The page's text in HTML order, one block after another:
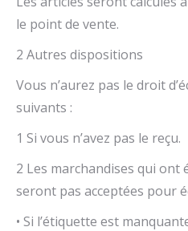
le point de vente.
2 Autres dispositions
Vous n’aurez pas le droit
suivants :
1 Si vous n’avez pas le reçu.
2 Les marchandises qui
seront pas acceptées pour
• Si l’étiquette est